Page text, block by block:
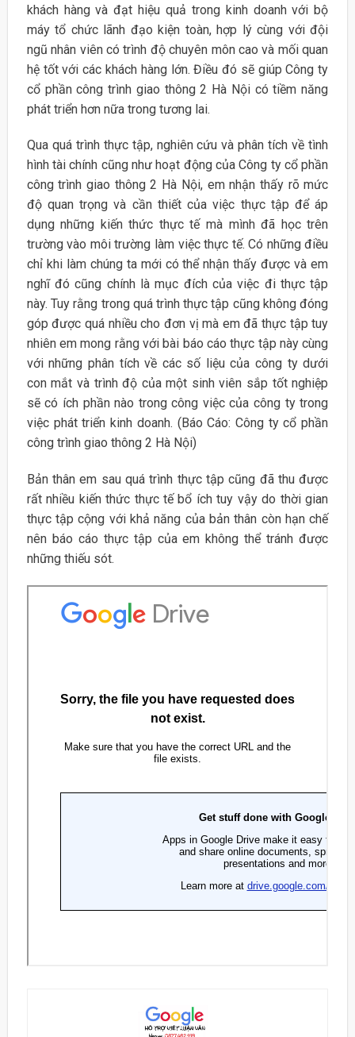
khách hàng và đạt hiệu quả trong kinh doanh với bộ
máy tổ chức lãnh đạo kiện toàn, hợp lý cùng với đội
ngũ nhân viên có trình độ chuyên môn cao và mối quan
hệ tốt với các khách hàng lớn. Điều đó sẽ giúp Công ty
cổ phần công trình giao thông 2 Hà Nội có tiềm năng
phát triển hơn nữa trong tương lai.
Qua quá trình thực tập, nghiên cứu và phân tích về tình
hình tài chính cũng như hoạt động của Công ty cổ phần
công trình giao thông 2 Hà Nội, em nhận thấy rõ mức
độ quan trọng và cần thiết của việc thực tập để áp
dụng những kiến thức thực tế mà mình đã học trên
trường vào môi trường làm việc thực tế. Có những điều
chỉ khi làm chúng ta mới có thể nhận thấy được và em
nghĩ đó cũng chính là mục đích của việc đi thực tập
này. Tuy rằng trong quá trình thực tập cũng không đóng
góp được quá nhiều cho đơn vị mà em đã thực tập tuy
nhiên em mong rằng với bài báo cáo thực tập này cùng
với những phân tích về các số liệu của công ty dưới
con mắt và trình độ của một sinh viên sắp tốt nghiệp
sẽ có ích phần nào trong công việc của công ty trong
việc phát triển kinh doanh. (Báo Cáo: Công ty cổ phần
công trình giao thông 2 Hà Nội)
Bản thân em sau quá trình thực tập cũng đã thu được
rất nhiều kiến thức thực tế bổ ích tuy vậy do thời gian
thực tập cộng với khả năng của bản thân còn hạn chế
nên báo cáo thực tập của em không thể tránh được
những thiếu sót.